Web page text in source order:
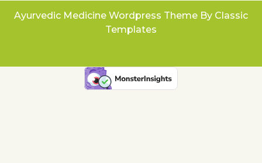
Ayurvedic Medicine Wordpress Theme By Classic
Templates